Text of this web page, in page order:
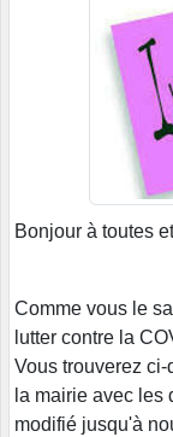
Bonjour à toutes
Comme vous le
lutter contre la
Vous trouverez
la mairie avec les
modifié jusqu'à